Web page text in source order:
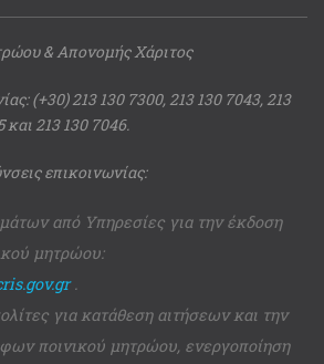
& Απονομής Χάριτος
(+30) 213 130 7300, 213 130 7043, 213
και 213 130 7046.
επικοινωνίας:
από Υπηρεσίες για την έκδοση
μητρώου:
.
για κατάθεση αιτήσεων και την
ποινικού μητρώου, ενεργοποίηση